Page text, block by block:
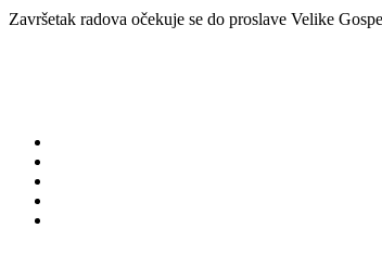
Završetak radova očekuje se do proslave Velike